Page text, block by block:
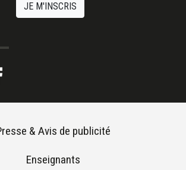
JE M'INSCRIS
menu
& Avis de publicité
Enseignants